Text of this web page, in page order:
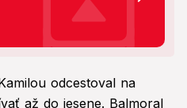
odcestoval na
až do jesene. Balmoral